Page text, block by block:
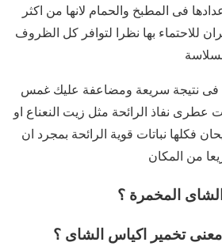
فى المطبخ والحمام لانها من اكثر
للاحتماء بها نظرا لتوافر كل الظروف
بسلاسة
فى نتيجة سريعة ومضاعفة عليك غمس
نفاذ الرائحة مثل زيت النعناع او
فكلها نباتات قوية الرائحة بمجرد ان
من المكان
المخمرة ؟
معنى تخمير اكياس الشاى ؟